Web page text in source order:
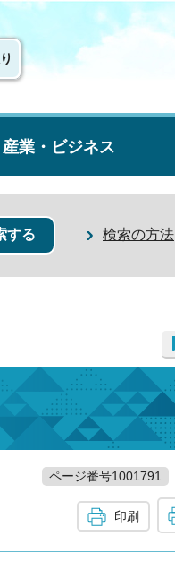
産業・ビジネス
検索の方法
ページ番号1001791
印刷